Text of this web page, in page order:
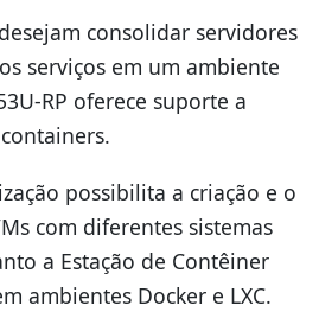
consolidar servidores
serviços em um ambiente
RP oferece suporte a
possibilita a criação e o
com diferentes sistemas
a Estação de Contêiner
ambientes Docker e LXC.